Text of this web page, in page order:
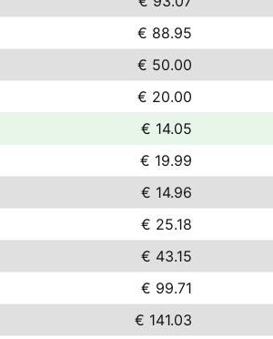
€ 88.95
€ 50.00
€ 20.00
€ 14.05
€ 19.99
€ 14.96
€ 25.18
€ 43.15
€ 99.71
€ 141.03